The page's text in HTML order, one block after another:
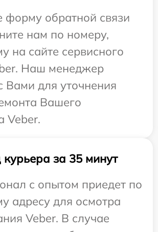
форму обратной связи
нам по номеру,
на сайте сервисного
Наш менеджер
Вами для уточнения
Вашего
Veber.
за 35 минут
с опытом приедет по
адресу для осмотра
Veber. В случае